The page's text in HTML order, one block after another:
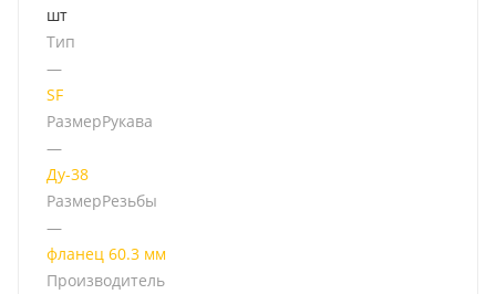
шт
Тип
—
SF
РазмерРукава
—
Ду-38
РазмерРезьбы
—
фланец 60.3 мм
Производитель